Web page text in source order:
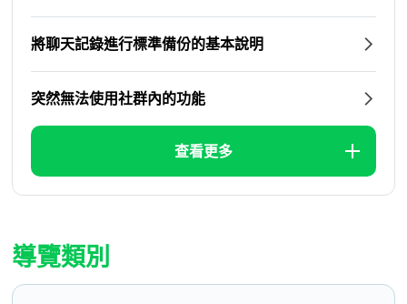
將聊天記錄進行標準備份的基本說明
突然無法使用社群內的功能
查看更多
導覽類別